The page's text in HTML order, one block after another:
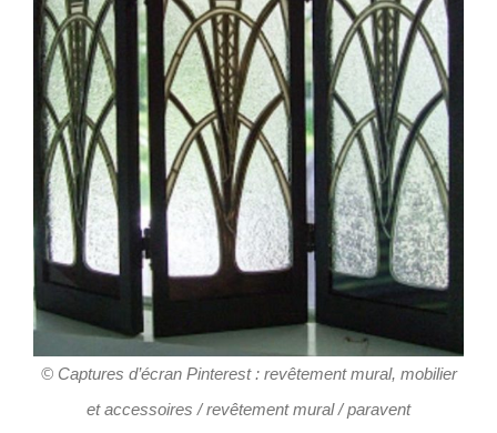
© Captures d’écran Pinterest : revêtement mural, mobilier
et accessoires / revêtement mural / paravent